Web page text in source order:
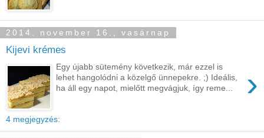
2014. november 16., vasárnap
Kijevi krémes
›
Egy újabb sütemény következik, már ezzel is
lehet hangolódni a közelgő ünnepekre. ;) Ideális,
ha áll egy napot, mielőtt megvágjuk, így reme...
4 megjegyzés: